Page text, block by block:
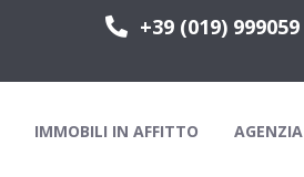
+39 (019) 999059
IMMOBILI IN AFFITTO AGENZIA